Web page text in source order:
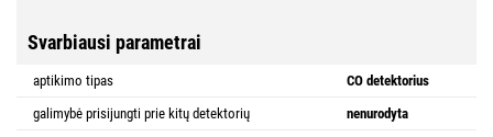
Svarbiausi parametrai
aptikimo tipas
CO detektorius
galimybė prisijungti prie kitų detektorių
nenurodyta